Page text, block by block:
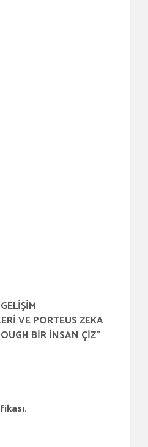
VE PORTEUS ZEKA
BİR İNSAN ÇİZ”